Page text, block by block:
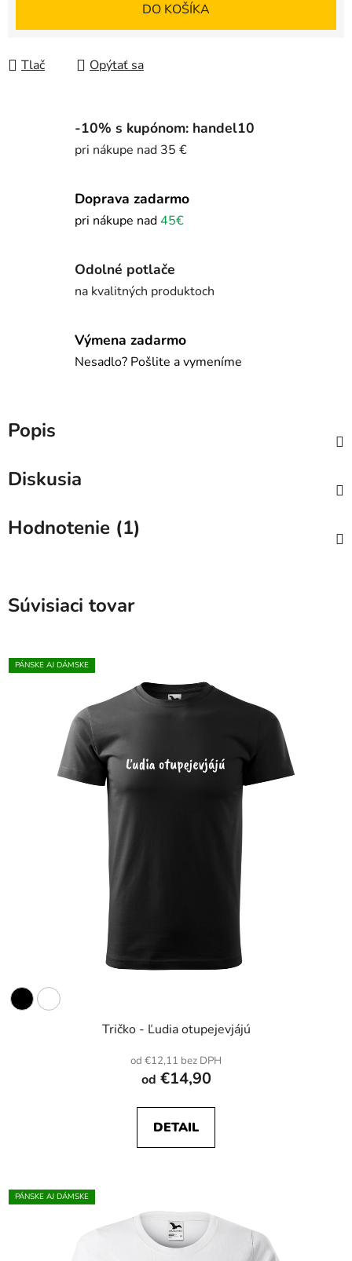
DO KOŠÍKA
Tlač Opýtať sa
-10% s kupónom: handel10
pri nákupe nad 35 €
Doprava zadarmo
pri nákupe nad45€
Odolné potlače
na kvalitných produktoch
Výmena zadarmo
Nesadlo? Pošlite a vymeníme
Popis
Diskusia
Hodnotenie (1)
Súvisiaci tovar
PÁNSKE AJ DÁMSKE
Tričko - Ľudia otupejevjájú
od €12,11 bez DPH
od €14,90
DETAIL
PÁNSKE AJ DÁMSKE